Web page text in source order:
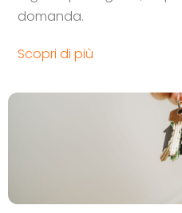
domanda.
Scopri di più